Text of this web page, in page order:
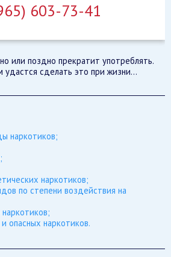
603-73-41
или поздно прекратит употреблять.
удастся сделать это при жизни…
наркотиков;
наркотиков;
по степени воздействия на
опасных наркотиков.